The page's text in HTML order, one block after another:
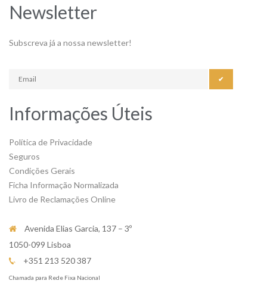
Newsletter
Subscreva já a nossa newsletter!
✔
Informações Úteis
Política de Privacidade
Seguros
Condições Gerais
Ficha Informação Normalizada
Livro de Reclamações Online
Avenida Elias Garcia, 137 – 3º
1050-099 Lisboa
+351 213 520 387
Chamada para Rede Fixa Nacional